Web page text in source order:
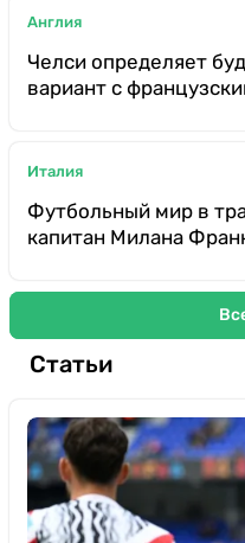
Англия
Челси определяет
вариант с
Италия
Футбольный мир в
капитан Милана
Статьи